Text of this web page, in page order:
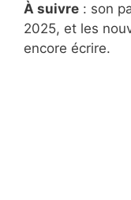
À suivre : son
2025, et les
encore écrire.